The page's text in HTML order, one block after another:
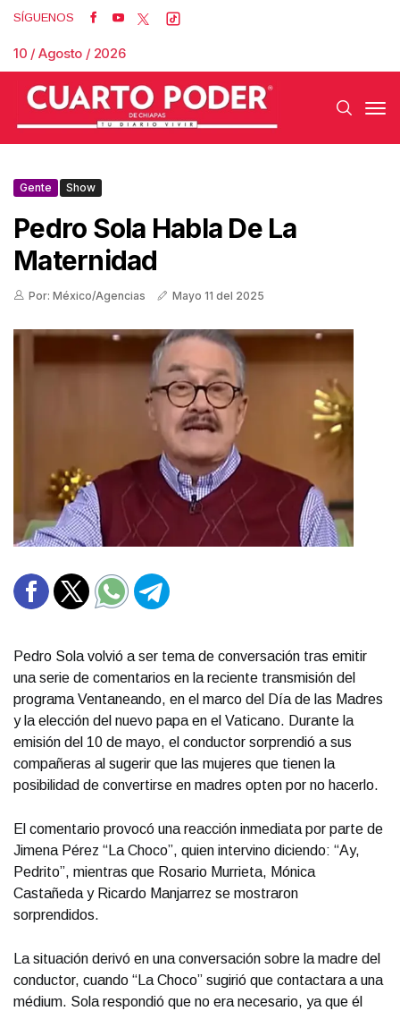
SÍGUENOS
10 / Agosto / 2026
Gente Show
Pedro Sola Habla De La
Maternidad
Por: México/Agencias Mayo 11 del 2025
Pedro Sola volvió a ser tema de conversación tras emitir
una serie de comentarios en la reciente transmisión del
programa Ventaneando, en el marco del Día de las Madres
y la elección del nuevo papa en el Vaticano. Durante la
emisión del 10 de mayo, el conductor sorprendió a sus
compañeras al sugerir que las mujeres que tienen la
posibilidad de convertirse en madres opten por no hacerlo.
El comentario provocó una reacción inmediata por parte de
Jimena Pérez “La Choco”, quien intervino diciendo: “Ay,
Pedrito”, mientras que Rosario Murrieta, Mónica
Castañeda y Ricardo Manjarrez se mostraron
sorprendidos.
La situación derivó en una conversación sobre la madre del
conductor, cuando “La Choco” sugirió que contactara a una
médium. Sola respondió que no era necesario, ya que él